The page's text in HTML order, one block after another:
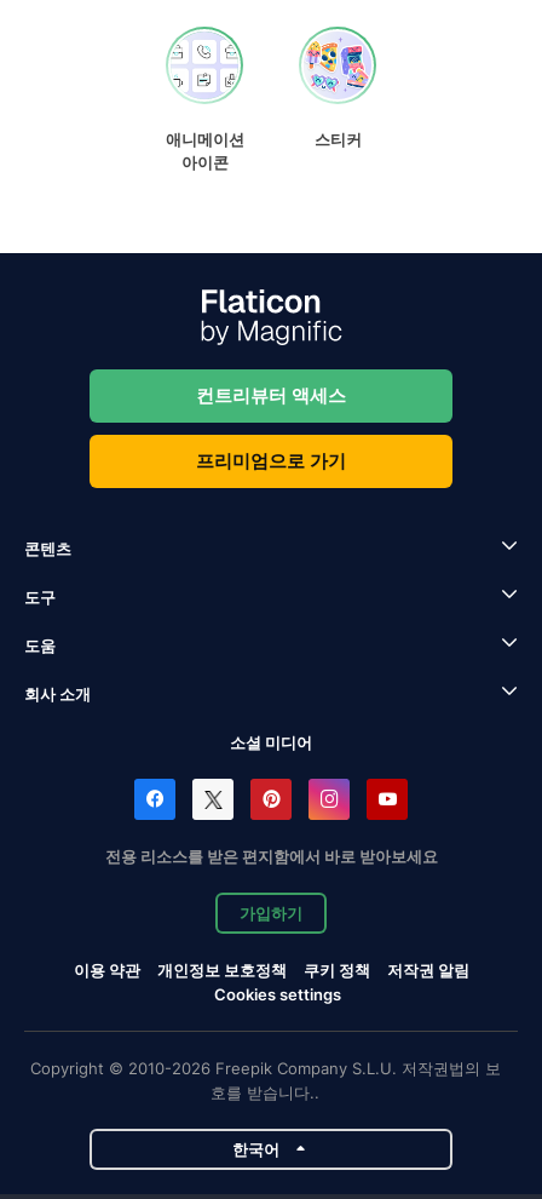
애니메이션
아이콘
스티커
컨트리뷰터 액세스
프리미엄으로 가기
콘텐츠
도구
도움
회사 소개
소셜 미디어
전용 리소스를 받은 편지함에서 바로 받아보세요
가입하기
이용 약관 개인정보 보호정책 쿠키 정책
저작권 알림
Cookies settings
Copyright © 2010-2026 Freepik Company S.L.U. 저작권법의 보
호를 받습니다..
한국어